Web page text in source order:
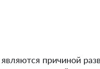
причиной